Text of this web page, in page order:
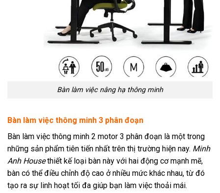
Bàn làm việc nâng hạ thông minh
Bàn làm việc thông minh 3 phân đoạn
Bàn làm việc thông minh 2 motor 3 phân đoạn là một trong
những sản phẩm tiên tiến nhất trên thị trường hiện nay. Minh
Anh Housethiết kế loại bàn này với hai động cơ mạnh mẽ,
bàn có thể điều chỉnh độ cao ở nhiều mức khác nhau, từ đó
tạo ra sự linh hoạt tối đa giúp bạn làm việc thoải mái.